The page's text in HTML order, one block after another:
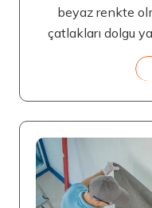
beyaz renkte
çatlakları dolgu